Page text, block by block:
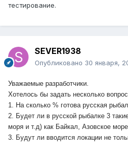
тестирование.
SEVER1938
Опубликовано 30 января,
Уважаемые разработчики.
Хотелось бы задать несколько
1. На сколько % готова русская
2. Будет ли в русской рыбалке 3
моря и т.д) как Байкал, Азовское
3. Будут ли вводится локации не